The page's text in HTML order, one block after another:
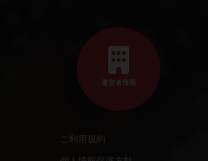
運営者情報
ご利用規約